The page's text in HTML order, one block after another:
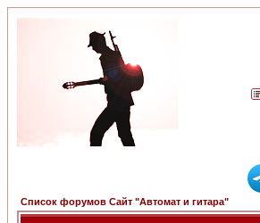
Список форумов Сайт "Автомат и гитара"